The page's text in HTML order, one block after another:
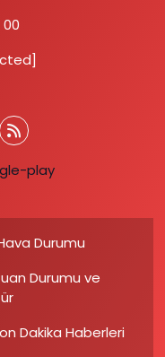
00
Durumu
Durumu ve
Dakika Haberleri